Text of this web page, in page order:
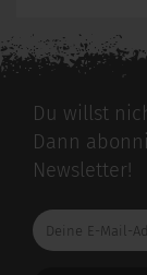
Du willst
Dann
Newsletter!
Deine
E-